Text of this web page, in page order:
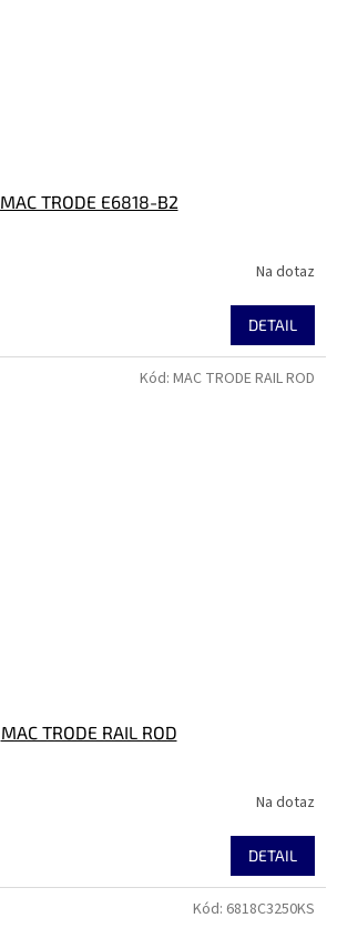
MAC TRODE E6818-B2
Na dotaz
DETAIL
MAC TRODE RAIL ROD
Na dotaz
DETAIL
Kód: MAC TRODE RAIL ROD
Kód: 6818C3250KS